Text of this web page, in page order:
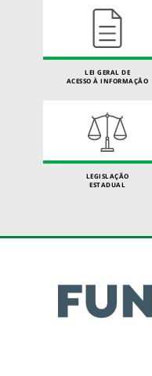
LEI GERAL DE
ACESSO À INFORMAÇÃO
LEGISLAÇÃO
ESTADUAL